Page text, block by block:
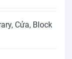
, Cửa, Block